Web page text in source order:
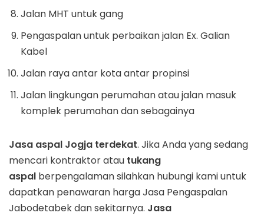
Jalan MHT untuk gang
Pengaspalan untuk perbaikan jalan Ex. Galian
Kabel
Jalan raya antar kota antar propinsi
Jalan lingkungan perumahan atau jalan masuk
komplek perumahan dan sebagainya
Jasa aspal Jogja terdekat. Jika Anda yang sedang
mencari kontraktor atau tukang
aspal berpengalaman silahkan hubungi kami untuk
dapatkan penawaran harga Jasa Pengaspalan
Jabodetabek dan sekitarnya. Jasa